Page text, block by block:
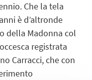
. Che la tela
è d’altronde
della Madonna col
registrata
Carracci, che con